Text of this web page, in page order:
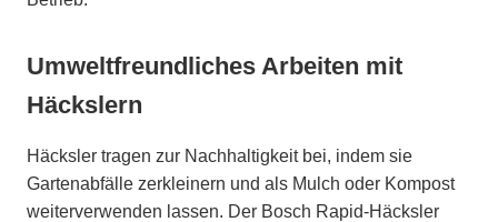
Umweltfreundliches Arbeiten mit
Häckslern
Häcksler tragen zur Nachhaltigkeit bei, indem sie
Gartenabfälle zerkleinern und als Mulch oder Kompost
weiterverwenden lassen. Der Bosch Rapid-Häcksler